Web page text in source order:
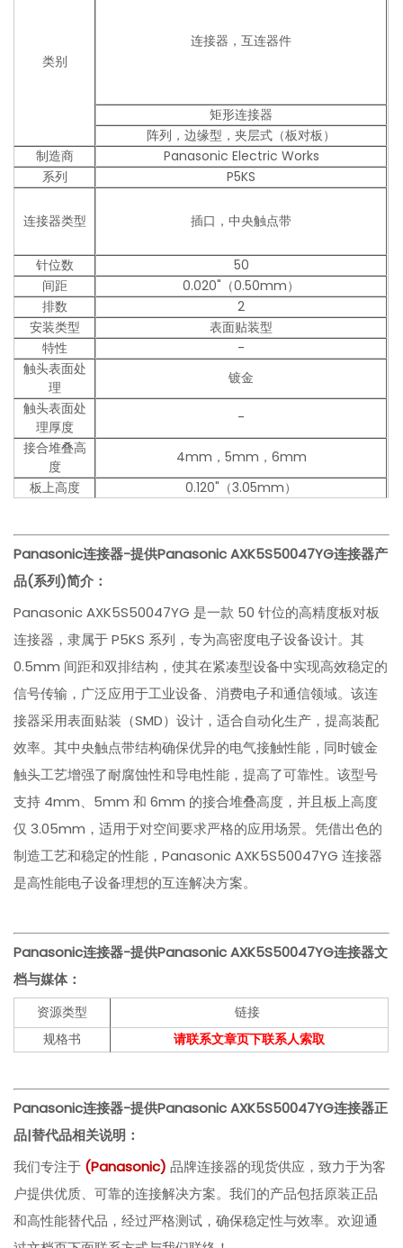
类别
连接器，互连器件
矩形连接器
阵列，边缘型，夹层式（板对板）
制造商
Panasonic Electric Works
系列
P5KS
连接器类型 插口，中央触点带
针位数
50
间距
0.020"（0.50mm）
排数
2
安装类型
表面贴装型
特性
-
触头表面处
理
镀金
触头表面处
理厚度
-
接合堆叠高
度
4mm，5mm，6mm
板上高度
0.120"（3.05mm）
Panasonic连接器-提供Panasonic AXK5S50047YG连接器产
品(系列)简介：
Panasonic AXK5S50047YG 是一款 50 针位的高精度板对板
连接器，隶属于 P5KS 系列，专为高密度电子设备设计。其
0.5mm 间距和双排结构，使其在紧凑型设备中实现高效稳定的
信号传输，广泛应用于工业设备、消费电子和通信领域。该连
接器采用表面贴装（SMD）设计，适合自动化生产，提高装配
效率。其中央触点带结构确保优异的电气接触性能，同时镀金
触头工艺增强了耐腐蚀性和导电性能，提高了可靠性。该型号
支持 4mm、5mm 和 6mm 的接合堆叠高度，并且板上高度
仅 3.05mm，适用于对空间要求严格的应用场景。凭借出色的
制造工艺和稳定的性能，Panasonic AXK5S50047YG 连接器
是高性能电子设备理想的互连解决方案。
Panasonic连接器-提供Panasonic AXK5S50047YG连接器文
档与媒体：
资源类型
链接
规格书
请联系文章页下联系人索取
Panasonic连接器-提供Panasonic AXK5S50047YG连接器正
品|替代品相关说明：
我们专注于 (Panasonic) 品牌连接器的现货供应，致力于为客
户提供优质、可靠的连接解决方案。我们的产品包括原装正品
和高性能替代品，经过严格测试，确保稳定性与效率。欢迎通